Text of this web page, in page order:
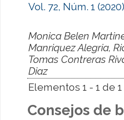
Vol. 72, Núm. 1 (2020)
Monica Belen
Manriquez Alegria,
Tomas Contreras
Diaz
Elementos 1 - 1 de 1
Consejos de